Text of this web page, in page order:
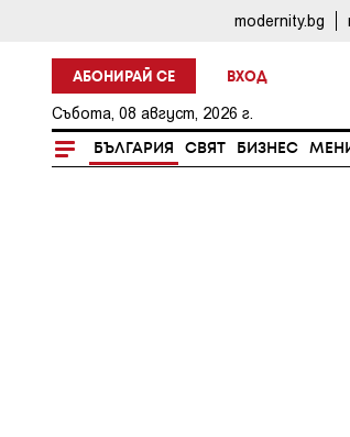
modernity.bg
АБОНИРАЙ СЕ ВХОД
Събота, 08 август, 2026 г.
БЪЛГАРИЯ СВЯТ БИЗНЕС